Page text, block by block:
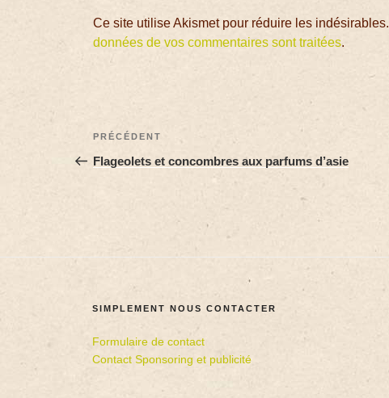
Ce site utilise Akismet pour réduire les indésirables.
données de vos commentaires sont traitées.
PRÉCÉDENT
Flageolets et concombres aux parfums d’asie
SIMPLEMENT NOUS CONTACTER
Formulaire de contact
Contact Sponsoring et publicité